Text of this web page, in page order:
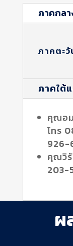
ภาคกลา
ภาคตะ
ภาคใต้
คุณอ
โทร
926-
คุณวิ
203-
ผ